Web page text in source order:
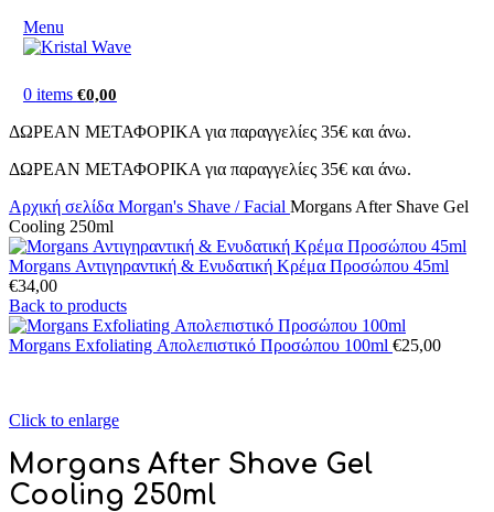
Menu
0 items €0,00
ΔΩΡΕΑΝ ΜΕΤΑΦΟΡΙΚΑ για παραγγελίες 35€ και άνω.
ΔΩΡΕΑΝ ΜΕΤΑΦΟΡΙΚΑ για παραγγελίες 35€ και άνω.
Αρχική σελίδα Morgan's Shave / Facial Morgans After Shave Gel
Cooling 250ml
Morgans Αντιγηραντική & Ενυδατική Κρέμα Προσώπου 45ml
€34,00
Back to products
Morgans Exfoliating Απολεπιστικό Προσώπου 100ml €25,00
Click to enlarge
Morgans After Shave Gel
Cooling 250ml